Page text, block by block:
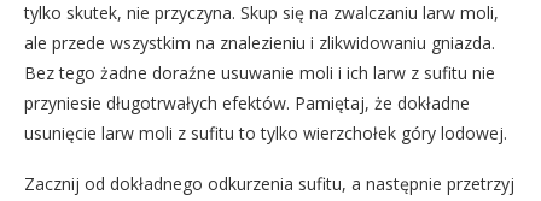
tylko skutek, nie przyczyna. Skup się na zwalczaniu larw moli,
ale przede wszystkim na znalezieniu i zlikwidowaniu gniazda.
Bez tego żadne doraźne usuwanie moli i ich larw z sufitu nie
przyniesie długotrwałych efektów. Pamiętaj, że dokładne
usunięcie larw moli z sufitu to tylko wierzchołek góry lodowej.
Zacznij od dokładnego odkurzenia sufitu, a następnie przetrzyj